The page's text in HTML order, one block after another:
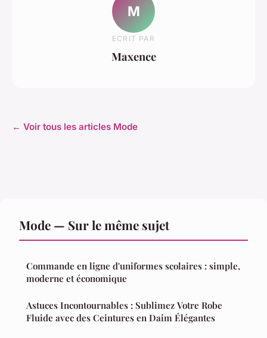
M
ECRIT PAR
Maxence
← Voir tous les articles Mode
Mode — Sur le même sujet
Commande en ligne d'uniformes scolaires : simple,
moderne et économique
Astuces Incontournables : Sublimez Votre Robe
Fluide avec des Ceintures en Daim Élégantes